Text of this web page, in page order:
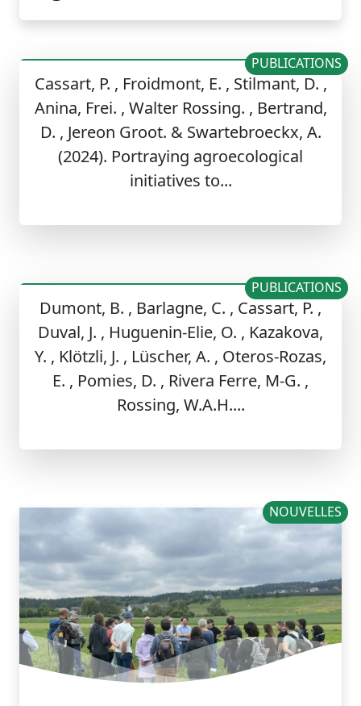
Cassart, P. , Froidmont, E. , Stilmant, D. ,
Anina, Frei. , Walter Rossing. , Bertrand,
D. , Jereon Groot. & Swartebroeckx, A.
(2024). Portraying agroecological
initiatives to...
PUBLICATIONS
Dumont, B. , Barlagne, C. , Cassart, P. ,
Duval, J. , Huguenin-Elie, O. , Kazakova,
Y. , Klötzli, J. , Lüscher, A. , Oteros-Rozas,
E. , Pomies, D. , Rivera Ferre, M-G. ,
Rossing, W.A.H....
PUBLICATIONS
NOUVELLES